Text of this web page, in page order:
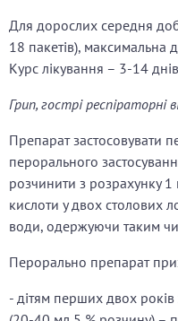
Для дорослих середня
18 пакетів),
Курс лікування – 3-14
Грип, гострі респіраторні
Препарат застосовувати
перорального
розчинити з розрахунку 1
кислоти у двох столових
води, одержуючи таким
Перорально препарат
- дітям перших двох